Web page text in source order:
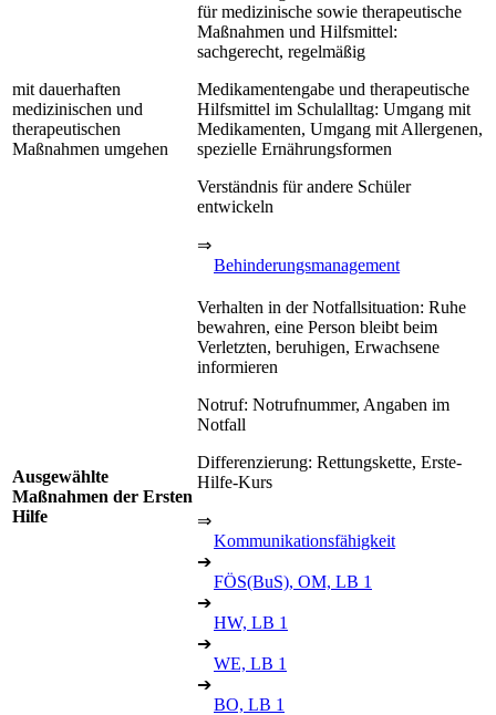
mit dauerhaften
medizinischen und
therapeutischen
Maßnahmen umgehen
für medizinische sowie therapeutische
Maßnahmen und Hilfsmittel:
sachgerecht, regelmäßig
Medikamentengabe und therapeutische
Hilfsmittel im Schulalltag: Umgang mit
Medikamenten, Umgang mit Allergenen,
spezielle Ernährungsformen
Verständnis für andere Schüler
entwickeln
⇒
Behinderungsmanagement
Ausgewählte
Maßnahmen der Ersten
Hilfe
Verhalten in der Notfallsituation: Ruhe
bewahren, eine Person bleibt beim
Verletzten, beruhigen, Erwachsene
informieren
Notruf: Notrufnummer, Angaben im
Notfall
Differenzierung: Rettungskette, Erste-
Hilfe-Kurs
⇒
Kommunikationsfähigkeit
➔
FÖS(BuS), OM, LB 1
➔
HW, LB 1
➔
WE, LB 1
➔
BO, LB 1